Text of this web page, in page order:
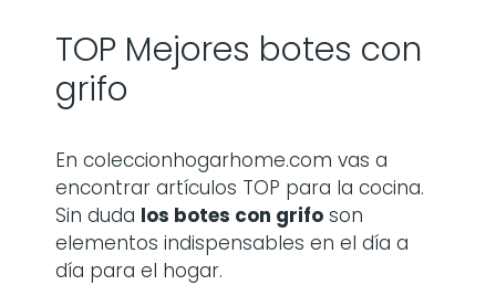
TOP Mejores botes con
grifo
En coleccionhogarhome.com vas a
encontrar artículos TOP para la cocina.
Sin duda los botes con grifo son
elementos indispensables en el día a
día para el hogar.